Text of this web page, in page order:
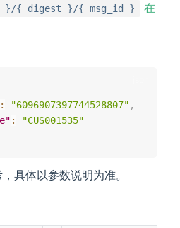
}/{ digest }/{ msg_id }
在
: "6096907397744528807" ,
:
"CUS001535"
具体以参数说明为准。